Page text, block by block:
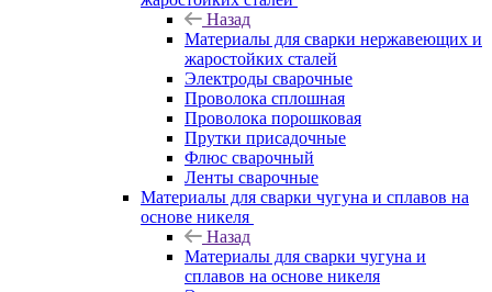
Назад
Материалы для сварки нержавеющих и
жаростойких сталей
Электроды сварочные
Проволока сплошная
Проволока порошковая
Прутки присадочные
Флюс сварочный
Ленты сварочные
Материалы для сварки чугуна и сплавов на
основе никеля
Назад
Материалы для сварки чугуна и
сплавов на основе никеля